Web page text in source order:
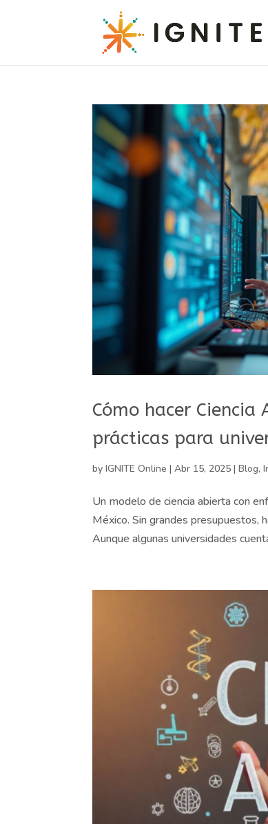
Cómo hacer
prácticas para
byIGNITE Online |Abr 15, 2025 |Blog,
Un modelo de ciencia abierta con
México. Sin grandes presupuestos,
Aunque algunas universidades